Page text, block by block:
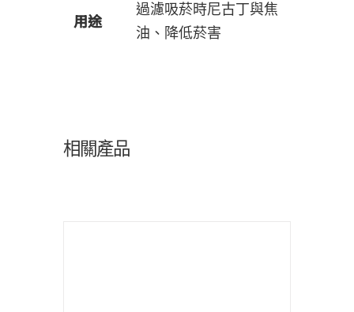
用途
過濾吸菸時尼古丁與焦
油、降低菸害
相關產品